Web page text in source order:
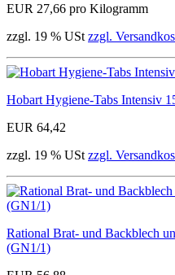
EUR 27,66 pro Kilogramm
zzgl. 19 % USt zzgl.
Hobart Hygiene-Tabs Intensiv
EUR 64,42
zzgl. 19 % USt zzgl.
Rational Brat- und Backblech
(GN1/1)